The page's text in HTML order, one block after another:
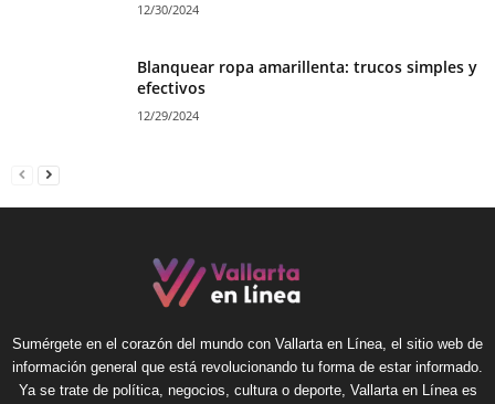
12/30/2024
Blanquear ropa amarillenta: trucos simples y
efectivos
12/29/2024
Sumérgete en el corazón del mundo con Vallarta en Línea, el sitio web de
información general que está revolucionando tu forma de estar informado.
Ya se trate de política, negocios, cultura o deporte, Vallarta en Línea es